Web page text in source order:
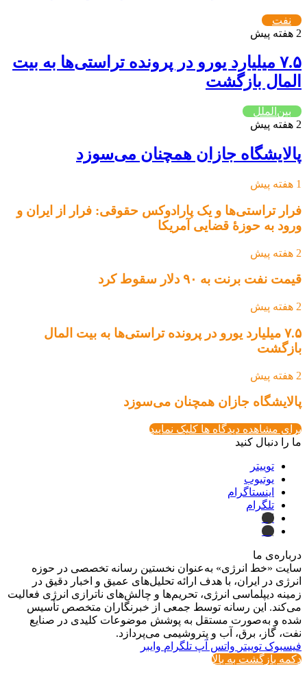
نفت
2 هفته پیش
۷.۵ میلیارد یورو در پرونده تراستی‌ها به بیت
المال بازگشت
بین‌الملل
2 هفته پیش
پالایشگاه جازان همچنان می‌سوزد
1 هفته پیش
فرار تراستی‌ها و یک پارادوکس حقوقی: فرار از ایران و
ورود به حوزۀ قضایی آمریکا
2 هفته پیش
قیمت نفت برنت به ۹۰ دلار سقوط کرد
2 هفته پیش
۷.۵ میلیارد یورو در پرونده تراستی‌ها به بیت المال
بازگشت
2 هفته پیش
پالایشگاه جازان همچنان می‌سوزد
برای مشاهده دیدگاه ها کلیک نمایید
ما را دنبال کنید
توییتر
یوتیوب
اینستاگرام
تلگرام
ایتا
بله
درباره‌ی ما
سایت «خط انرژی» به‌عنوان نخستین رسانه تخصصی در حوزه
انرژی در ایران، با هدف ارائه تحلیل‌های عمیق و اخبار دقیق در
زمینه دیپلماسی انرژی، تحریم‌ها و چالش‌های ناترازی انرژی فعالیت
می‌کند. این رسانه توسط جمعی از خبرنگاران متخصص تأسیس
شده و به‌صورت مستقل به پوشش موضوعات کلیدی در صنایع
نفت، گاز، برق، آب و پتروشیمی می‌پردازد.
فیسبوک توییتر واتس آپ تلگرام وایبر
دکمه بازگشت به بالا